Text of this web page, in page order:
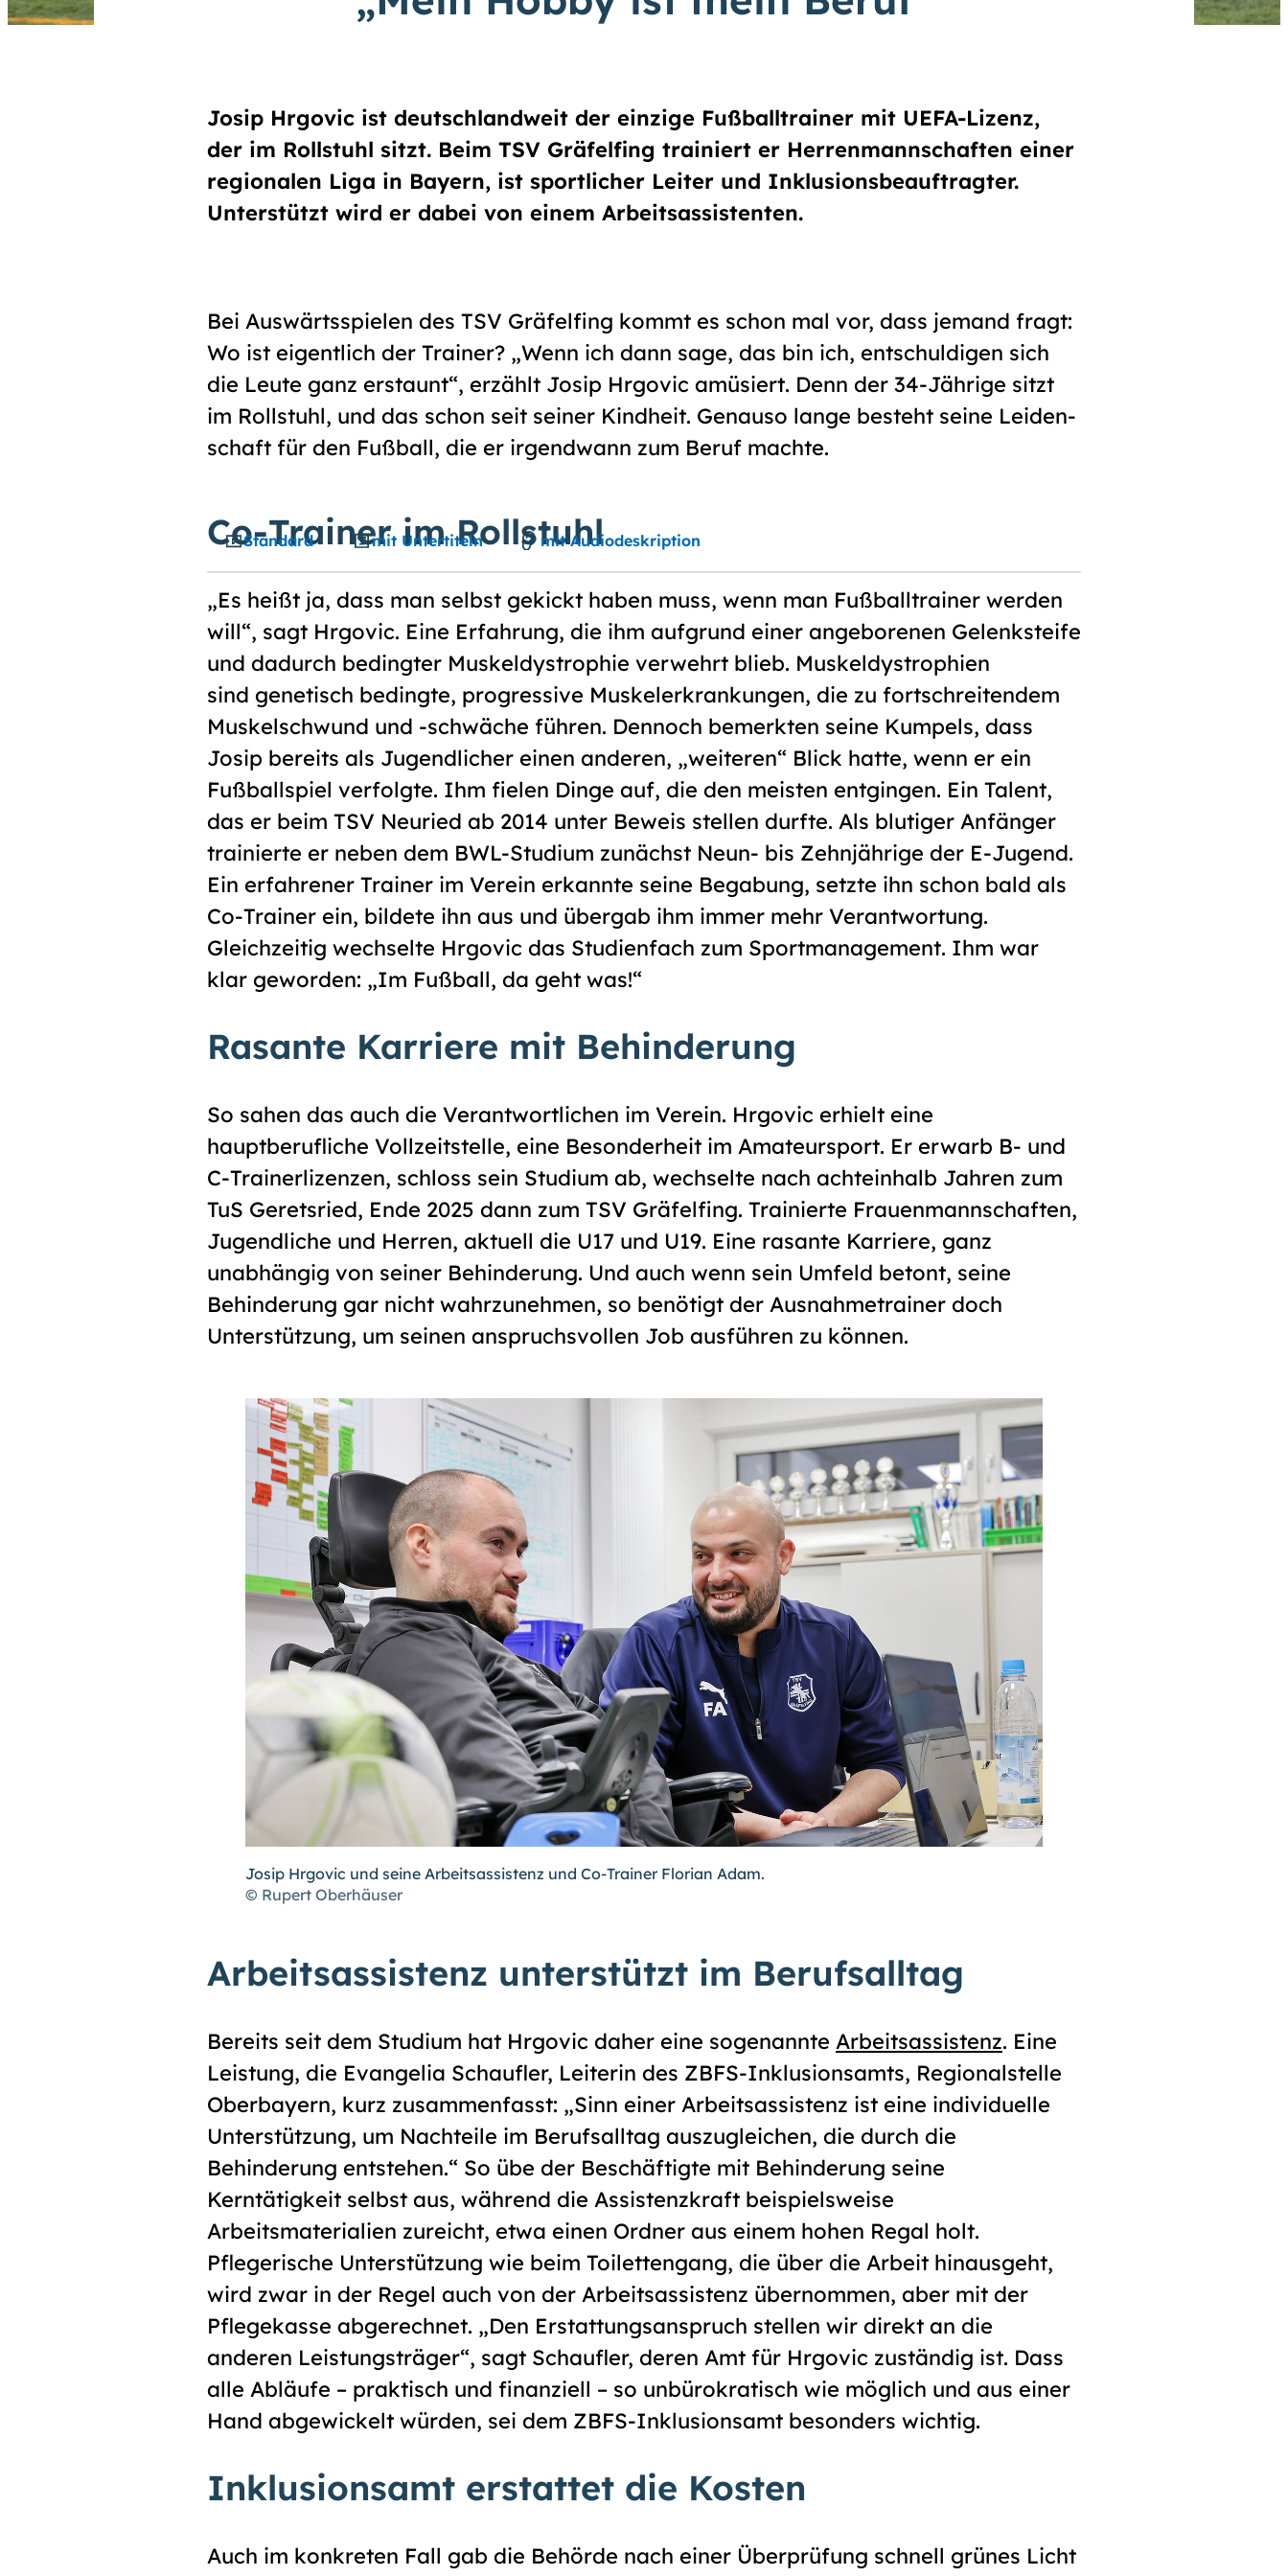
Josip Hrgovic ist deutschlandweit der einzige Fußballtrainer mit UEFA-Lizenz,
der im Rollstuhl sitzt. Beim TSV Gräfelfing trainiert er Herrenmannschaften einer
regionalen Liga in Bayern, ist sportlicher Leiter und Inklusionsbeauftragter.
Unterstützt wird er dabei von einem Arbeitsassistenten.
Bei Auswärtsspielen des TSV Gräfelfing kommt es schon mal vor, dass jemand fragt:
Wo ist eigent­lich der Trainer? „Wenn ich dann sage, das bin ich, ent­schuldigen sich
die Leute ganz erstaunt“, erzählt Josip Hrgovic amüsiert. Denn der 34-Jährige sitzt
im Roll­stuhl, und das schon seit seiner Kindheit. Genauso lange besteht seine Leiden­
schaft für den Fußball, die er irgend­wann zum Beruf machte.
Standard mit Untertiteln mit Audiodeskription
Co-Trainer im Rollstuhl
„Es heißt ja, dass man selbst gekickt haben muss, wenn man Fußballtrainer werden
will“, sagt Hrgovic. Eine Erfahrung, die ihm aufgrund einer angeborenen Gelenksteife
und dadurch bedingter Muskeldystrophie verwehrt blieb. Muskeldystrophien
sind genetisch bedingte, progressive Muskelerkrankungen, die zu fortschreitendem
Muskelschwund und -schwäche führen. Dennoch bemerkten seine Kumpels, dass
Josip bereits als Jugendlicher einen anderen, „weiteren“ Blick hatte, wenn er ein
Fußballspiel verfolgte. Ihm fielen Dinge auf, die den meisten entgingen. Ein Talent,
das er beim TSV Neuried ab 2014 unter Beweis stellen durfte. Als blutiger Anfänger
trainierte er neben dem BWL-Studium zunächst Neun- bis Zehnjährige der E-Jugend.
Ein erfahrener Trainer im Verein erkannte seine Begabung, setzte ihn schon bald als
Co-Trainer ein, bildete ihn aus und übergab ihm immer mehr Verantwortung.
Gleichzeitig wechselte Hrgovic das Studienfach zum Sportmanagement. Ihm war
klar geworden: „Im Fußball, da geht was!“
Rasante Karriere mit Behinderung
So sahen das auch die Verantwortlichen im Verein. Hrgovic erhielt eine
hauptberufliche Vollzeitstelle, eine Besonderheit im Amateursport. Er erwarb B- und
C-Trainerlizenzen, schloss sein Studium ab, wechselte nach achteinhalb Jahren zum
TuS Geretsried, Ende 2025 dann zum TSV Gräfelfing. Trainierte Frauenmannschaften,
Jugendliche und Herren, aktuell die U17 und U19. Eine rasante Karriere, ganz
unabhängig von seiner Behinderung. Und auch wenn sein Umfeld betont, seine
Behinderung gar nicht wahrzunehmen, so benötigt der Ausnahmetrainer doch
Unterstützung, um seinen anspruchsvollen Job ausführen zu können.
Josip Hrgovic und seine Arbeitsassistenz und Co-Trainer Florian Adam.
© Rupert Oberhäuser
Arbeitsassistenz unterstützt im Berufsalltag
Bereits seit dem Studium hat Hrgovic daher eine sogenannte Arbeitsassistenz. Eine
Leistung, die Evangelia Schaufler, Leiterin des ZBFS-Inklusionsamts, Regionalstelle
Oberbayern, kurz zusammenfasst: „Sinn einer Arbeitsassistenz ist eine individuelle
Unterstützung, um Nachteile im Berufsalltag auszugleichen, die durch die
Behinderung entstehen.“ So übe der Beschäftigte mit Behinderung seine
Kerntätigkeit selbst aus, während die Assistenzkraft beispielsweise
Arbeitsmaterialien zureicht, etwa einen Ordner aus einem hohen Regal holt.
Pflegerische Unterstützung wie beim Toilettengang, die über die Arbeit hinausgeht,
wird zwar in der Regel auch von der Arbeitsassistenz übernommen, aber mit der
Pflegekasse abgerechnet. „Den Erstattungsanspruch stellen wir direkt an die
anderen Leistungsträger“, sagt Schaufler, deren Amt für Hrgovic zuständig ist. Dass
alle Abläufe – praktisch und finanziell – so unbürokratisch wie möglich und aus einer
Hand abgewickelt würden, sei dem ZBFS-Inklusionsamt besonders wichtig.
Inklusionsamt erstattet die Kosten
Auch im konkreten Fall gab die Behörde nach einer Überprüfung schnell grünes Licht